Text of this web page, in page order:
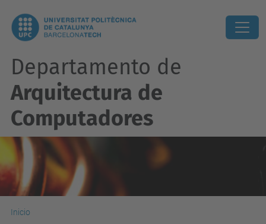
Departamento de
Arquitectura de
Computadores
Inicio